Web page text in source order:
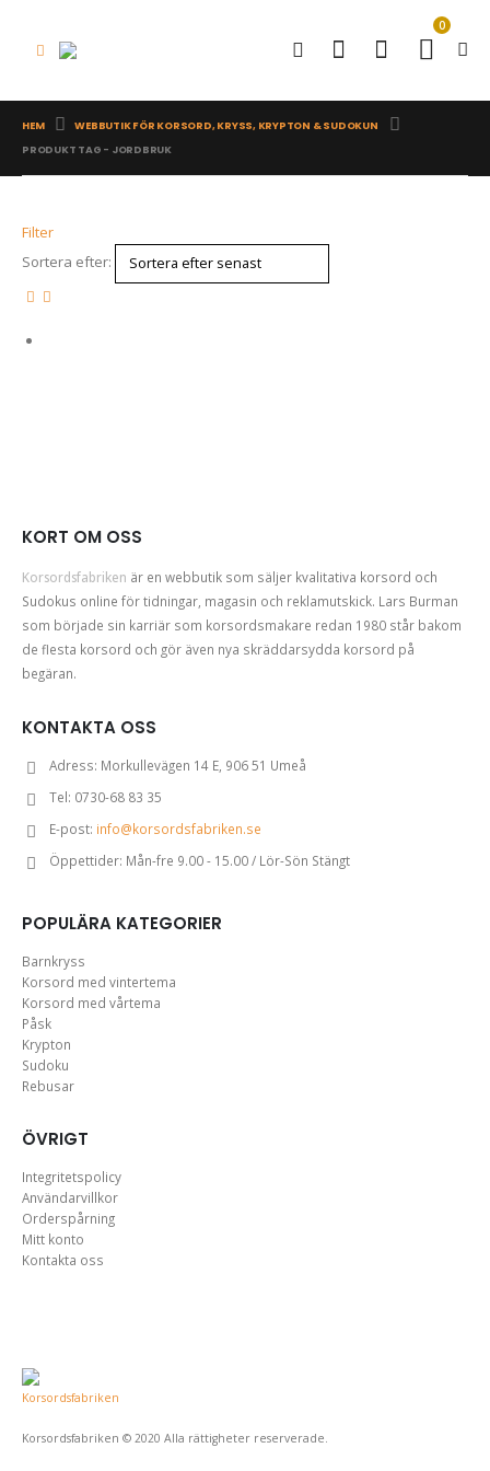
0
HEM
WEBBUTIK FÖR KORSORD, KRYSS, KRYPTON & SUDOKUN
PRODUKT TAG - JORDBRUK
Filter
Sortera efter:
KORT OM OSS
Korsordsfabriken är en webbutik som säljer kvalitativa korsord och
Sudokus online för tidningar, magasin och reklamutskick. Lars Burman
som började sin karriär som korsordsmakare redan 1980 står bakom
de flesta korsord och gör även nya skräddarsydda korsord på
begäran.
KONTAKTA OSS
Adress: Morkullevägen 14 E, 906 51 Umeå
Tel: 0730-68 83 35
E-post: info@korsordsfabriken.se
Öppettider: Mån-fre 9.00 - 15.00 / Lör-Sön Stängt
POPULÄRA KATEGORIER
Barnkryss
Korsord med vintertema
Korsord med vårtema
Påsk
Krypton
Sudoku
Rebusar
ÖVRIGT
Integritetspolicy
Användarvillkor
Orderspårning
Mitt konto
Kontakta oss
Korsordsfabriken © 2020 Alla rättigheter reserverade.